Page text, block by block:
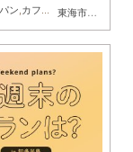
クアウト キッチンカー
東海市知多市
パン,カフェ まとめ記事